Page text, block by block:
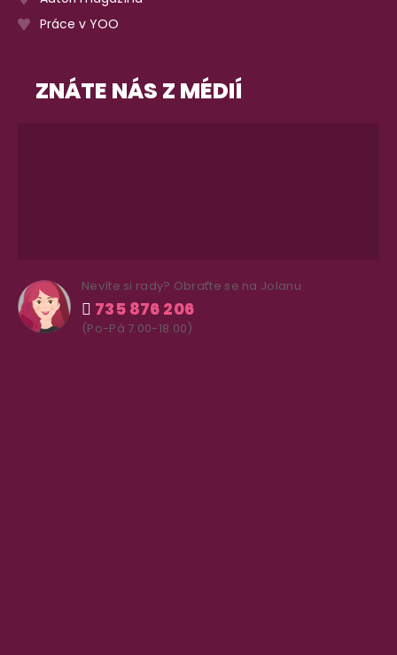
Práce v YOO
ZNÁTE NÁS Z MÉDIÍ
Nevíte si rady? Obraťte se na Jolanu
735 876 206
(Po-Pá 7.00-18.00)